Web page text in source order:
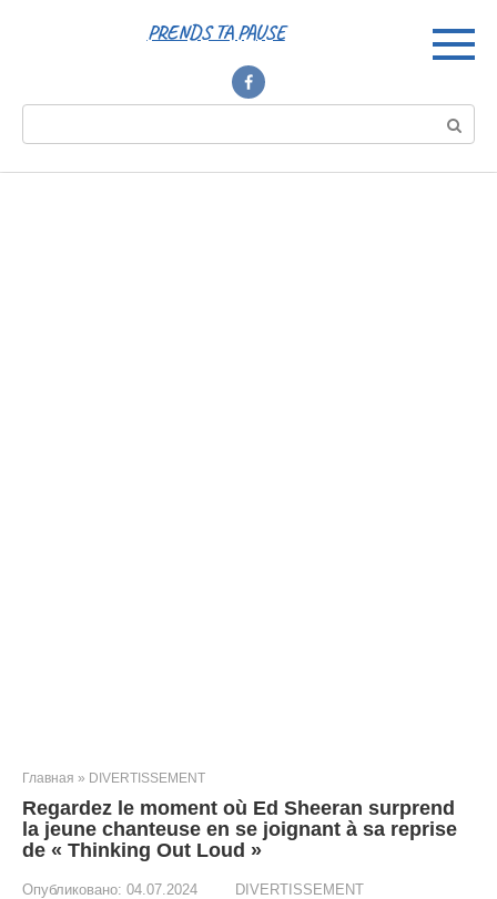
PRENDS TA PAUSE
Главная » DIVERTISSEMENT
Regardez le moment où Ed Sheeran surprend
la jeune chanteuse en se joignant à sa reprise
de « Thinking Out Loud »
Опубликовано: 04.07.2024 DIVERTISSEMENT